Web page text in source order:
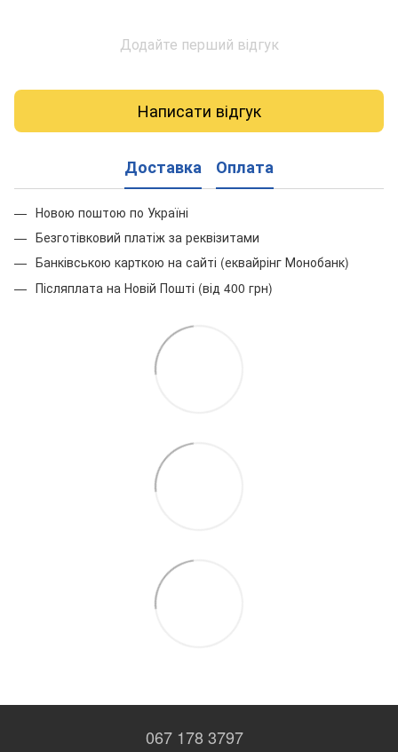
Додайте перший відгук
Написати відгук
Доставка Оплата
Новою поштою по Україні
Безготівковий платіж за реквізитами
Банківською карткою на сайті (еквайрінг Монобанк)
Післяплата на Новій Пошті (від 400 грн)
067 178 3797